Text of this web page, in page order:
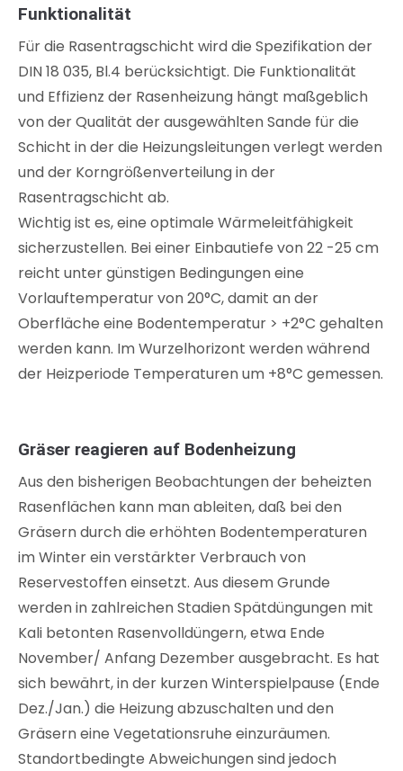
Funktionalität
Für die Rasentragschicht wird die Spezifikation der
DIN 18 035, Bl.4 berücksichtigt. Die Funktionalität
und Effizienz der Rasenheizung hängt maßgeblich
von der Qualität der ausgewählten Sande für die
Schicht in der die Heizungsleitungen verlegt werden
und der Korngrößenverteilung in der
Rasentragschicht ab.
Wichtig ist es, eine optimale Wärmeleitfähigkeit
sicherzustellen. Bei einer Einbautiefe von 22 -25 cm
reicht unter günstigen Bedingungen eine
Vorlauftemperatur von 20°C, damit an der
Oberfläche eine Bodentemperatur > +2°C gehalten
werden kann. Im Wurzelhorizont werden während
der Heizperiode Temperaturen um +8°C gemessen.
Gräser reagieren auf Bodenheizung
Aus den bisherigen Beobachtungen der beheizten
Rasenflächen kann man ableiten, daß bei den
Gräsern durch die erhöhten Bodentemperaturen
im Winter ein verstärkter Verbrauch von
Reservestoffen einsetzt. Aus diesem Grunde
werden in zahlreichen Stadien Spätdüngungen mit
Kali betonten Rasenvolldüngern, etwa Ende
November/ Anfang Dezember ausgebracht. Es hat
sich bewährt, in der kurzen Winterspielpause (Ende
Dez./Jan.) die Heizung abzuschalten und den
Gräsern eine Vegetationsruhe einzuräumen.
Standortbedingte Abweichungen sind jedoch